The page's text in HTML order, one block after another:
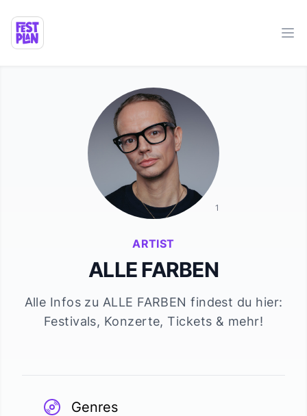
ARTIST
ALLE FARBEN
Alle Infos zu ALLE FARBEN findest du hier:
Festivals, Konzerte, Tickets & mehr!
1
Genres